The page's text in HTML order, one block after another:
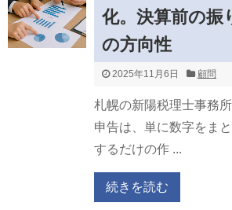
化。決算前の振
の方向性
2025年11月6日 顧問
札幌の新陽税理士事務
申告は、単に数字をま
するだけの作 ...
続きを読む